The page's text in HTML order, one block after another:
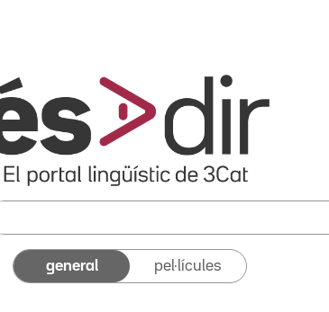
general pel·lícules